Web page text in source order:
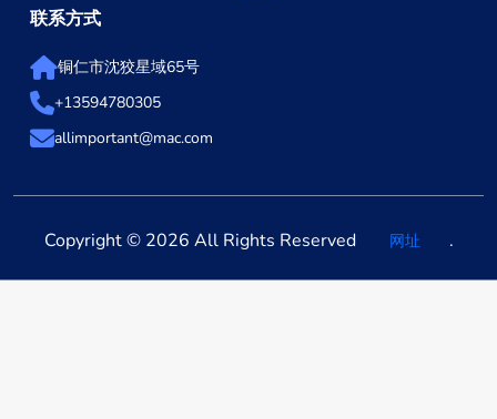
联系方式
铜仁市沈狡星域65号
+13594780305
allimportant@mac.com
Copyright © 2026 All Rights Reserved 网址 .